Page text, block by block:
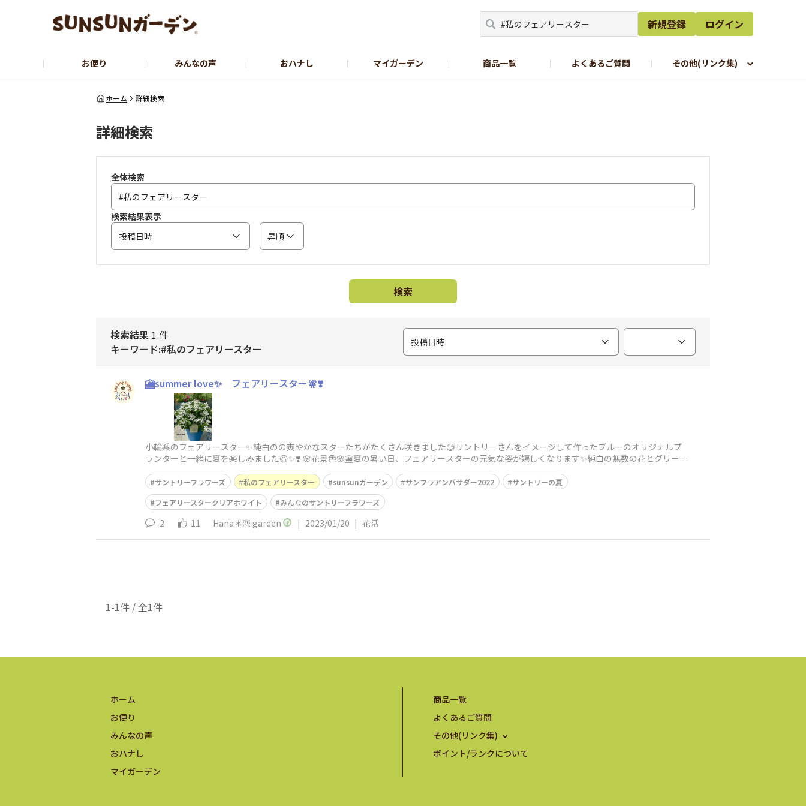
新規登録 ログイン
お便り みんなの声 おハナし マイガーデン 商品一覧 よくあるご質問 その他(リンク集)
公式サイト YouTubeチャンネル
ホーム 詳細検索
詳細検索
全体検索
検索結果表示
投稿日時
昇順
検索
検索結果 1 件
キーワード:#私のフェアリースター
投稿日時
🎦summer love✨ フェアリースター🧚❣️
小輪系のフェアリースター✨純白のの爽やかなスターたちがたくさん咲きました😊サントリーさんをイメージして作ったブルーのオリジナルプ
ランターと一緒に夏を楽しみました😆✨❣️ 🌸花景色🌸🎦夏の暑い日、フェアリースターの元気な姿が嬉しくなります✨純白の無数の花とグリーン
サントリーフラワーズ 私のフェアリースター sunsunガーデン サンフラアンバサダー2022
サントリーの夏
フェアリースタークリアホワイト
みんなのサントリーフラワーズ
2 11 Hana＊恋 garden | 2023/01/20 | 花活
1-1件 / 全1件
ホーム
お便り
みんなの声
おハナし
マイガーデン
商品一覧
よくあるご質問
その他(リンク集)
ポイント/ランクについて